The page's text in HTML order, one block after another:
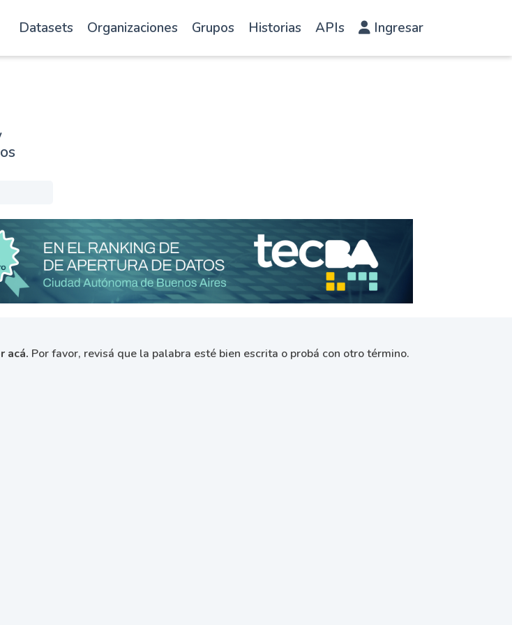
Datasets Organizaciones Grupos Historias APIs Ingresar
acá. Por favor, revisá que la palabra esté bien escrita o probá con otro término.